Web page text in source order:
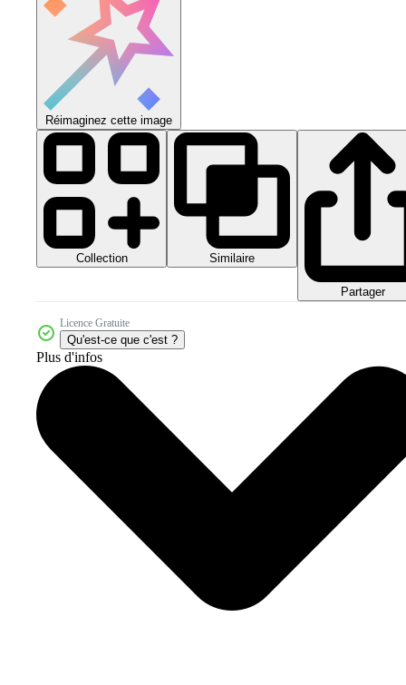
Réimaginez cette image
Collection Similaire
Partager
Licence Gratuite
Qu'est-ce que c'est ?
Plus d'infos